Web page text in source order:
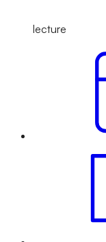
lecture